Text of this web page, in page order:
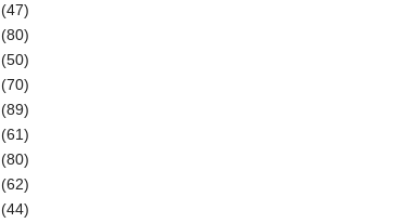
(47)
(80)
(50)
(70)
(89)
(61)
(80)
(62)
(44)